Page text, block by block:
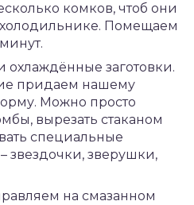
комков, чтоб они
Помещаем
охлаждённые заготовки.
придаем нашему
Можно просто
вырезать стаканом
специальные
зверушки,
на смазанном